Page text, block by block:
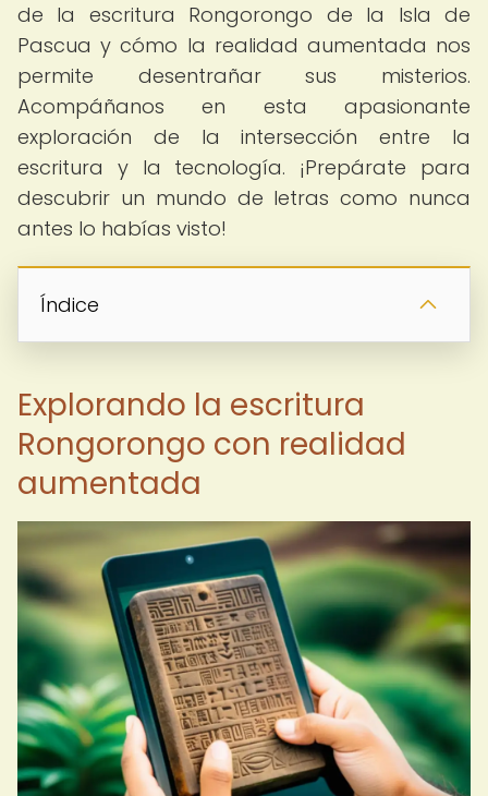
de la escritura Rongorongo de la Isla de
Pascua y cómo la realidad aumentada nos
permite desentrañar sus misterios.
Acompáñanos en esta apasionante
exploración de la intersección entre la
escritura y la tecnología. ¡Prepárate para
descubrir un mundo de letras como nunca
antes lo habías visto!
Índice
Explorando la escritura
Rongorongo con realidad
aumentada